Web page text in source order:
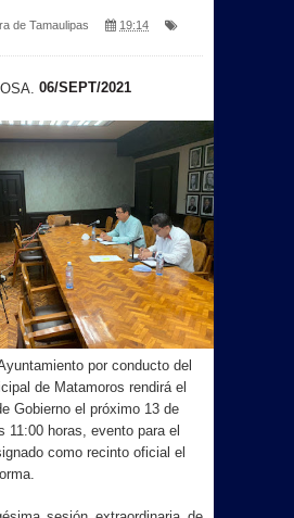
de Tamaulipas
19:14
06/SEPT/2021
por conducto del
de Matamoros rendirá el
Gobierno el próximo 13 de
11:00 horas, evento para el
como recinto oficial el